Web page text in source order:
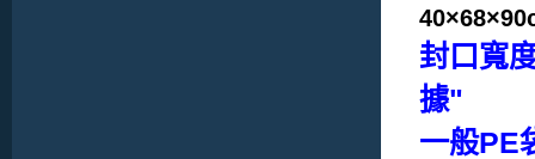
封口寬
據"
一般PE